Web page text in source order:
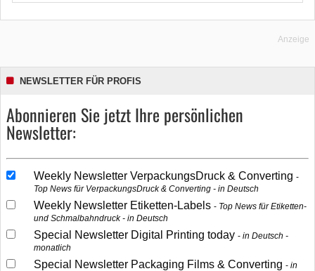
Anzeige
NEWSLETTER FÜR PROFIS
Abonnieren Sie jetzt Ihre persönlichen
Newsletter:
Weekly Newsletter VerpackungsDruck & Converting
Top News für VerpackungsDruck & Converting - in Deutsch
Weekly Newsletter Etiketten-Labels
Top News für Etiketten-
und Schmalbahndruck - in Deutsch
Special Newsletter Digital Printing today
in Deutsch -
monatlich
Special Newsletter Packaging Films & Converting
in